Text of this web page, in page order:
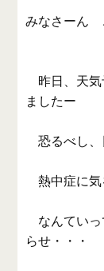
みなさーん
昨日、天気
ましたー
恐るべし、
熱中症に気
なんていっ
らせ・・・